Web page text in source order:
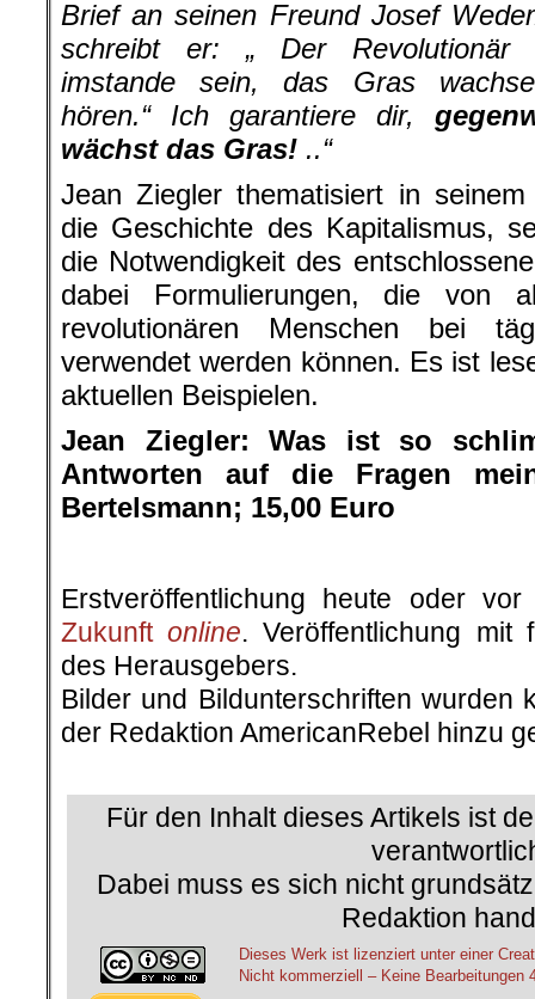
Brief an seinen Freund Josef
schreibt er: „ Der Revolutionär
imstande sein, das Gras
hören.“ Ich garantiere dir,
wächst das Gras! ..“
Jean Ziegler thematisiert in seinem
die Geschichte des Kapitalismus,
die Notwendigkeit des
dabei Formulierungen, die von
revolutionären Menschen bei
verwendet werden können. Es ist
aktuellen Beispielen.
Jean Ziegler: Was ist so
Antworten auf die Fragen
Bertelsmann; 15,00 Euro
Erstveröffentlichung heute oder
Zukunftonline. Veröffentlichung mit
des Herausgebers.
Bilder und Bildunterschriften wurden
der Redaktion AmericanRebel hinzu
Für den Inhalt dieses Artikels ist
Dabei muss es sich nicht
Redaktion
Dieses Werk ist lizenziert unter einer
Nicht kommerziell – Keine Bearbeitungen